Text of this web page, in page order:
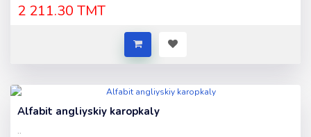
2 211.30 TMT
Alfabit angliyskiy karopkaly
..